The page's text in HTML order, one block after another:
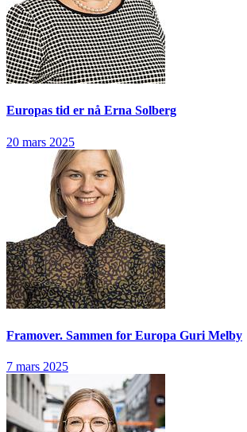
Europas tid er nå Erna Solberg
20 mars 2025
Framover. Sammen for Europa Guri Melby
7 mars 2025